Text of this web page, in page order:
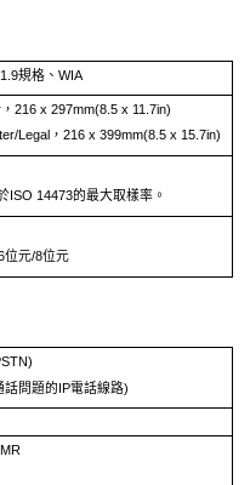
1.9規格、 WIA
216 x 297mm(8.5 x 11.7in)
Legal，216 x 399mm(8.5 x 15.7in)
ISO 14473的最大取樣率。
位元/8位元
話問題的IP電話線路)